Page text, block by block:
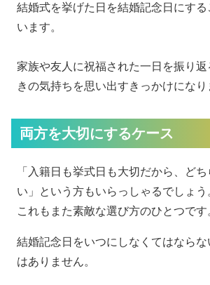
結婚式を挙げた日を結婚記念日にす
います。
家族や友人に祝福された一日を振り返
きの気持ちを思い出すきっかけになり
両方を大切にするケース
「入籍日も挙式日も大切だから、ど
い」という方もいらっしゃるでしょう
これもまた素敵な選び方のひとつです
結婚記念日をいつにしなくてはなら
はありません。